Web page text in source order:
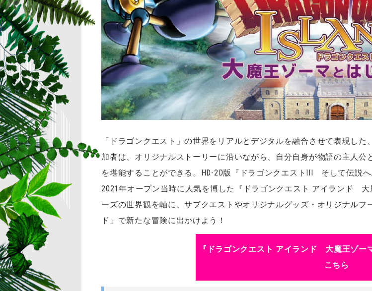
「ドラゴンクエスト」の世界をリアルとデジタルを融合させて表現し
加者は、オリジナルストーリーに沿いながら、自分自身が物語の主人
を堪能することができる。HD-2D版『ドラゴンクエストIII そして伝説
2021年オープン当時に人気を博した『ドラゴンクエスト アイランド
ーズの世界観を軸に、サブクエストやオリジナルグッズ・オリジナル
ド」で新たな冒険に出かけよう！
『ドラゴンクエスト アイランド 大魔王ゾー
こちら